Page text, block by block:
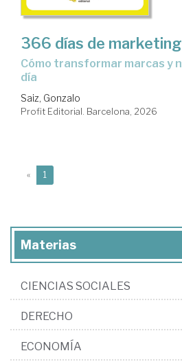
366 días de marketing
Cómo transformar marcas y negocios en el día a
día
Saiz, Gonzalo
Profit Editorial. Barcelona, 2026
« 1
Materias
CIENCIAS SOCIALES
DERECHO
ECONOMÍA